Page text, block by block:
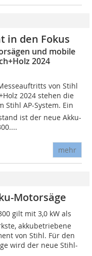
in den Fokus
und mobile
2024
von Stihl
2024 stehen die
AP-System. Ein
ist der neue Akku-
mehr
Motorsäge
gilt mit 3,0 kW als
akkubetriebene
von Stihl. Für den
wird der neue Stihl-